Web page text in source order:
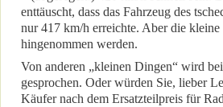
enttäuscht, dass das Fahrzeug des
nur 417 km/h erreichte. Aber die
hingenommen werden.
Von anderen „kleinen Dingen“ wird
gesprochen. Oder würden Sie, lieber
Käufer nach dem Ersatzteilpreis für